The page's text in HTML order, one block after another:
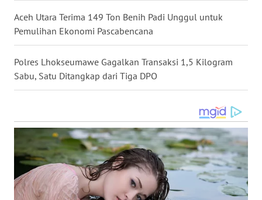
Aceh Utara Terima 149 Ton Benih Padi Unggul untuk
Pemulihan Ekonomi Pascabencana
Polres Lhokseumawe Gagalkan Transaksi 1,5 Kilogram
Sabu, Satu Ditangkap dari Tiga DPO
WN
GORONTALO
WN
SULUT
MALUKU
WN
MALUT
WN